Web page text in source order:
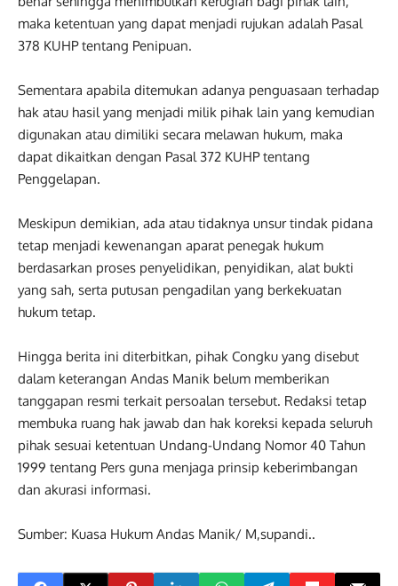
maka ketentuan yang dapat menjadi rujukan adalah Pasal
378 KUHP tentang Penipuan.
Sementara apabila ditemukan adanya penguasaan terhadap
hak atau hasil yang menjadi milik pihak lain yang kemudian
digunakan atau dimiliki secara melawan hukum, maka
dapat dikaitkan dengan Pasal 372 KUHP tentang
Penggelapan.
Meskipun demikian, ada atau tidaknya unsur tindak pidana
tetap menjadi kewenangan aparat penegak hukum
berdasarkan proses penyelidikan, penyidikan, alat bukti
yang sah, serta putusan pengadilan yang berkekuatan
hukum tetap.
Hingga berita ini diterbitkan, pihak Congku yang disebut
dalam keterangan Andas Manik belum memberikan
tanggapan resmi terkait persoalan tersebut. Redaksi tetap
membuka ruang hak jawab dan hak koreksi kepada seluruh
pihak sesuai ketentuan Undang-Undang Nomor 40 Tahun
1999 tentang Pers guna menjaga prinsip keberimbangan
dan akurasi informasi.
Sumber: Kuasa Hukum Andas Manik/ M,supandi..